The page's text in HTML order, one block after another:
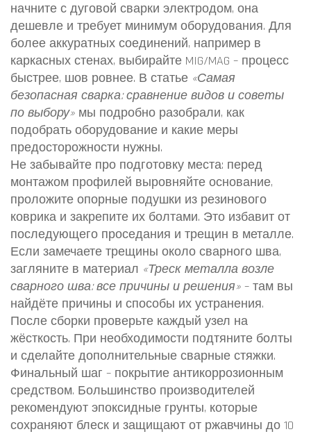
начните с дуговой сварки электродом, она
дешевле и требует минимум оборудования. Для
более аккуратных соединений, например в
каркасных стенах, выбирайте MIG/MAG – процесс
быстрее, шов ровнее. В статье «Самая
безопасная сварка: сравнение видов и советы
по выбору» мы подробно разобрали, как
подобрать оборудование и какие меры
предосторожности нужны.
Не забывайте про подготовку места: перед
монтажом профилей выровняйте основание,
проложите опорные подушки из резинового
коврика и закрепите их болтами. Это избавит от
последующего проседания и трещин в металле.
Если замечаете трещины около сварного шва,
загляните в материал «Треск металла возле
сварного шва: все причины и решения» – там вы
найдёте причины и способы их устранения.
После сборки проверьте каждый узел на
жёсткость. При необходимости подтяните болты
и сделайте дополнительные сварные стяжки.
Финальный шаг – покрытие антикоррозионным
средством. Большинство производителей
рекомендуют эпоксидные грунты, которые
сохраняют блеск и защищают от ржавчины до 10